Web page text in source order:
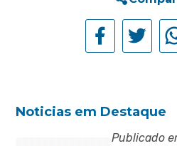
Noticias em Destaque
Publicado